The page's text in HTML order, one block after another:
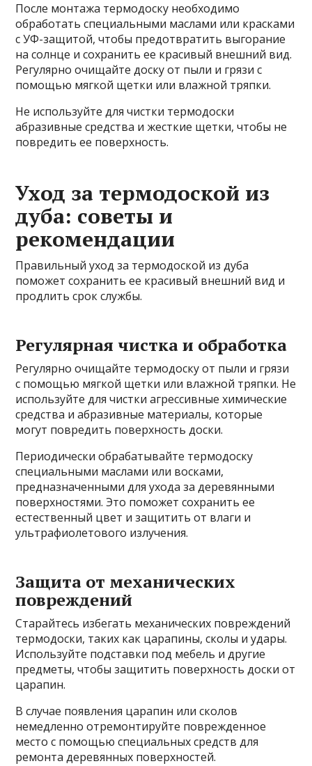
После монтажа термодоску необходимо
обработать специальными маслами или красками
с УФ-защитой, чтобы предотвратить выгорание
на солнце и сохранить ее красивый внешний вид.
Регулярно очищайте доску от пыли и грязи с
помощью мягкой щетки или влажной тряпки.
Не используйте для чистки термодоски
абразивные средства и жесткие щетки, чтобы не
повредить ее поверхность.
Уход за термодоской из
дуба: советы и
рекомендации
Правильный уход за термодоской из дуба
поможет сохранить ее красивый внешний вид и
продлить срок службы.
Регулярная чистка и обработка
Регулярно очищайте термодоску от пыли и грязи
с помощью мягкой щетки или влажной тряпки. Не
используйте для чистки агрессивные химические
средства и абразивные материалы, которые
могут повредить поверхность доски.
Периодически обрабатывайте термодоску
специальными маслами или восками,
предназначенными для ухода за деревянными
поверхностями. Это поможет сохранить ее
естественный цвет и защитить от влаги и
ультрафиолетового излучения.
Защита от механических
повреждений
Старайтесь избегать механических повреждений
термодоски, таких как царапины, сколы и удары.
Используйте подставки под мебель и другие
предметы, чтобы защитить поверхность доски от
царапин.
В случае появления царапин или сколов
немедленно отремонтируйте поврежденное
место с помощью специальных средств для
ремонта деревянных поверхностей.